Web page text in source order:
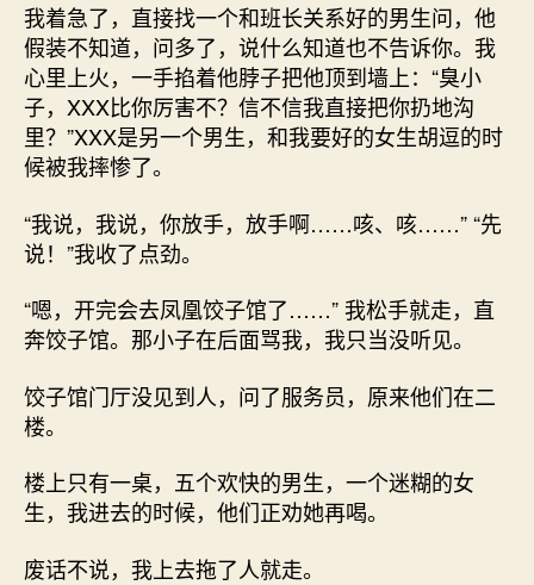
我着急了，直接找一个和班长关系好的男生问，他
假装不知道，问多了，说什么知道也不告诉你。我
心里上火，一手掐着他脖子把他顶到墙上：“臭小
子，XXX比你厉害不？信不信我直接把你扔地沟
里？”XXX是另一个男生，和我要好的女生胡逗的时
候被我摔惨了。
“我说，我说，你放手，放手啊……咳、咳……” “先
说！”我收了点劲。
“嗯，开完会去凤凰饺子馆了……” 我松手就走，直
奔饺子馆。那小子在后面骂我，我只当没听见。
饺子馆门厅没见到人，问了服务员，原来他们在二
楼。
楼上只有一桌，五个欢快的男生，一个迷糊的女
生，我进去的时候，他们正劝她再喝。
废话不说，我上去拖了人就走。